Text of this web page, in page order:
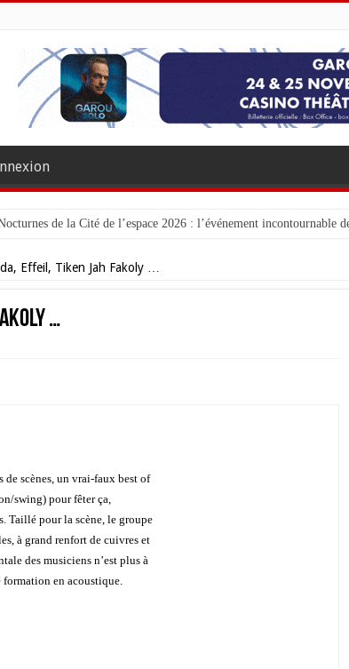
de la Cité de l’espace 2026 : l’événement incontournable
Effeil, Tiken Jah Fakoly …
…
de scènes, un vrai-faux best of
swing) pour fêter ça,
Taillé pour la scène, le groupe
à grand renfort de cuivres et
des musiciens n’est plus à
formation en acoustique.